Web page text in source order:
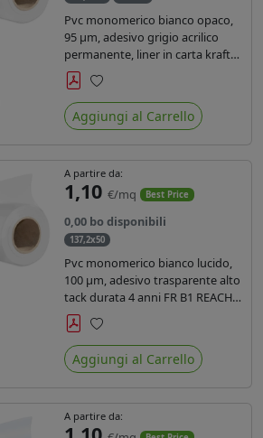
Pvc monomerico bianco opaco,
95 µm, adesivo grigio acrilico
permanente, liner in carta kraft
siliconata 135gr/mq. Durata 3
anni, certificato FR B1, conforme
al REACH, stampa con ink
solvente, ecosolvente, uv e latex (
Preferiti
Aggiungi al Carrello
A partire da:
1,10 €/mq Best Price
0,00 bo disponibili
137,2x50
Pvc monomerico bianco lucido,
100 µm, adesivo trasparente alto
tack durata 4 anni FR B1 REACH
per stampa solvente ecosolvente
uv latex, Liner in carta KRAFT
monosiliconata 135gr. brand
Intercoat.
Preferiti
Aggiungi al Carrello
A partire da: